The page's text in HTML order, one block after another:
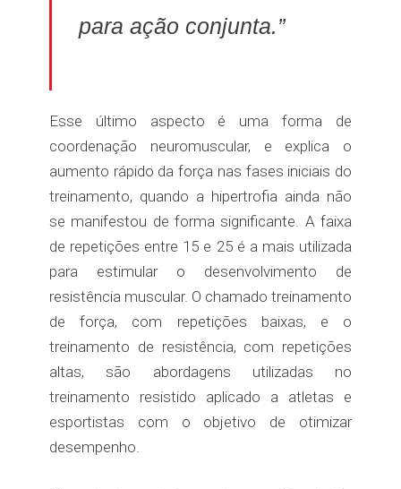
para ação conjunta.”
Esse último aspecto é uma forma de
coordenação neuromuscular, e explica o
aumento rápido da força nas fases iniciais do
treinamento, quando a hipertrofia ainda não
se manifestou de forma significante. A faixa
de repetições entre 15 e 25 é a mais utilizada
para estimular o desenvolvimento de
resistência muscular. O chamado treinamento
de força, com repetições baixas, e o
treinamento de resistência, com repetições
altas, são abordagens utilizadas no
treinamento resistido aplicado a atletas e
esportistas com o objetivo de otimizar
desempenho.